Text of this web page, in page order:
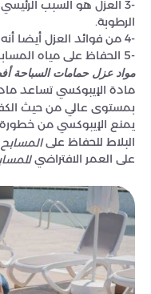
-3 العزل هو السبب
الرطوبة.
-4 من فوائد العزل أيضا أنه يحمي أرضية المسبح من الفطريات.
-5 الحفاظ على مياه المسابح من التلوث.
مواد عزل حمامات السباحة
مادة الإيبوكسي تساعد
بمستوى عالي من حيث
يمنع الإيبوكسي من خطورة
البلاط للحفاظ علىالمسابح
على العمر الافتراضي